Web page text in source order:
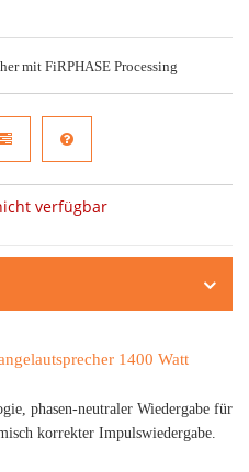
mit FiRPHASE Processing
verfügbar
1400 Watt
phasen-neutraler Wiedergabe für
korrekter Impulswiedergabe.